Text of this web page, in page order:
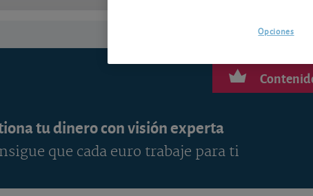
tu dinero con visión experta
que cada euro trabaje para ti
Opciones